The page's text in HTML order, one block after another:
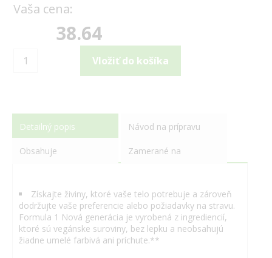
Vaša cena:
38.64
Detailný popis Návod na prípravu
Obsahuje Zamerané na
Získajte živiny, ktoré vaše telo potrebuje a zároveň
dodržujte vaše preferencie alebo požiadavky na stravu.
Formula 1 Nová generácia je vyrobená z ingrediencií,
ktoré sú vegánske suroviny, bez lepku a neobsahujú
žiadne umelé farbivá ani príchute.**